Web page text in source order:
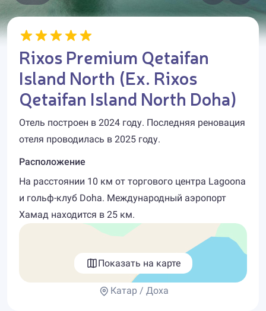
Rixos Premium Qetaifan
Island North (Ex. Rixos
Qetaifan Island North Doha)
Отель построен в 2024 году. Последняя реновация
отеля проводилась в 2025 году.
Расположение
На расстоянии 10 км от торгового центра Lagoona
и гольф-клуб Doha. Международный аэропорт
Хамад находится в 25 км.
Показать на карте
Катар / Доха